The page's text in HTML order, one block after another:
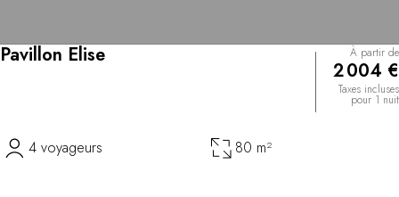
Pavillon Elise À partir de
2 004 €
Taxes incluses
pour 1 nuit
4 voyageurs 80 m²